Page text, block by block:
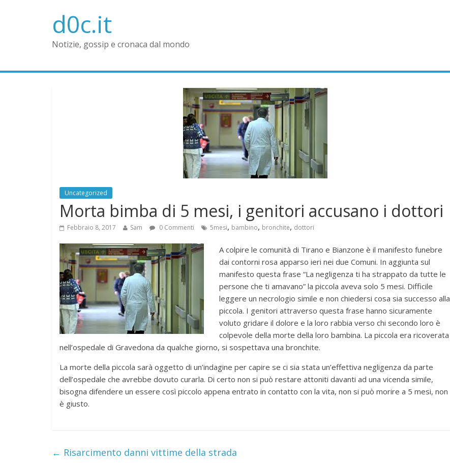
d0c.it
Notizie, gossip e cronaca dal mondo
Uncategorized
Morta bimba di 5 mesi, i genitori accusano i dottori
Febbraio 8, 2017 Sam 0 Commenti 5mesi, bambino, bronchite, dottori
A colpire le comunità di Tirano e Bianzone è il manifesto funebre
dai contorni rosa apparso ieri nei due Comuni. In aggiunta sul
manifesto questa frase “La negligenza ti ha strappato da tutte le
persone che ti amavano” la piccola aveva solo 5 mesi. Difficile
leggere un necrologio simile e non chiedersi cosa sia successo alla
piccola. I genitori attraverso questa frase hanno sicuramente
voluto gridare il dolore e la loro rabbia verso chi secondo loro è
colpevole della morte della loro bambina. La piccola era ricoverata
nell’ospedale di Gravedona da qualche giorno, si sospettava una bronchite.
La morte della piccola sarà oggetto di un’indagine per capire se ci sia stata un’effettiva negligenza da parte
dell’ospedale che avrebbe dovuto curarla. Di certo non si può restare attoniti davanti ad una vicenda simile,
bisogna difendere un essere così piccolo appena entrato in contatto con la vita, non si può morire a 5 mesi, non
è giusto.
← Risarcimento danni vittime della strada